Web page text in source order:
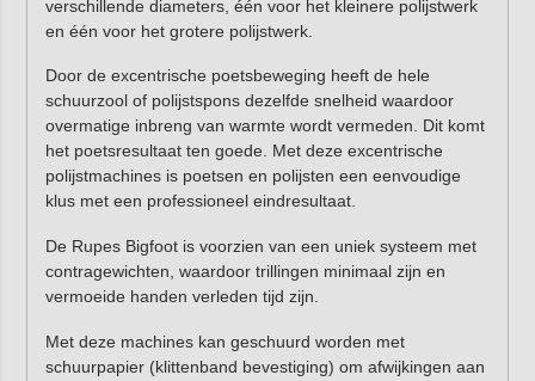
verschillende diameters, één voor het kleinere polijstwerk
en één voor het grotere polijstwerk.
Door de excentrische poetsbeweging heeft de hele
schuurzool of polijstspons dezelfde snelheid waardoor
overmatige inbreng van warmte wordt vermeden. Dit komt
het poetsresultaat ten goede. Met deze excentrische
polijstmachines is poetsen en polijsten een eenvoudige
klus met een professioneel eindresultaat.
De Rupes Bigfoot is voorzien van een uniek systeem met
contragewichten, waardoor trillingen minimaal zijn en
vermoeide handen verleden tijd zijn.
Met deze machines kan geschuurd worden met
schuurpapier (klittenband bevestiging) om afwijkingen aan